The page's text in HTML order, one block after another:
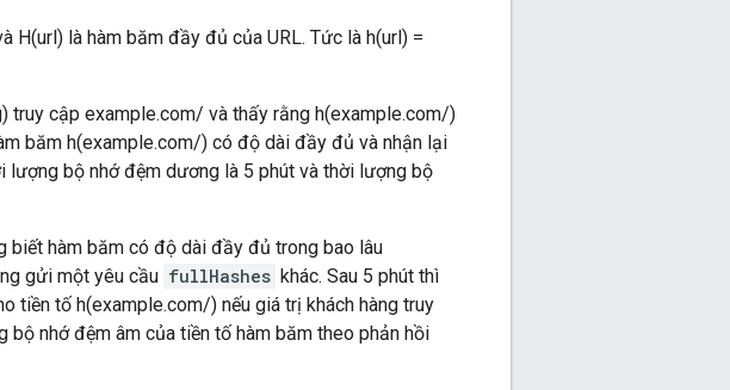
H(url) là hàm băm đầy đủ của URL. Tức là h(url) =
truy cập example.com/ và thấy rằng h(example.com/)
băm h(example.com/) có độ dài đầy đủ và nhận lại
bộ nhớ đệm dương là 5 phút và thời lượng bộ
biết hàm băm có độ dài đầy đủ trong bao lâu
gửi một yêu cầu fullHashes khác. Sau 5 phút thì
tiền tố h(example.com/) nếu giá trị khách hàng truy
nhớ đệm âm của tiền tố hàm băm theo phản hồi